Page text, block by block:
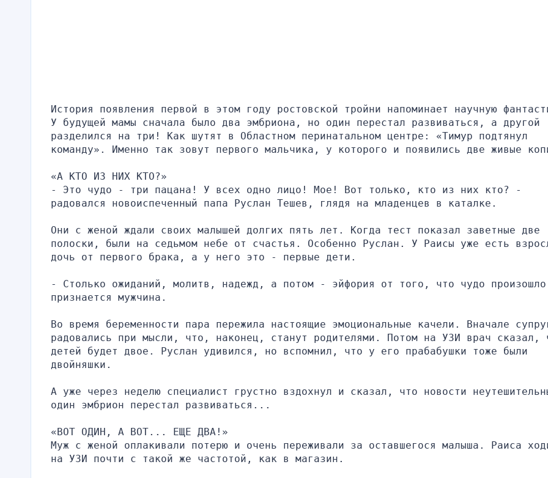
История появления первой в этом году ростовской тройни напоминает научную
У будущей мамы сначала было два эмбриона, но один перестал развиваться, а другой
разделился на три! Как шутят в Областном перинатальном центре: «Тимур подтянул
команду». Именно так зовут первого мальчика, у которого и появились две живые
«А КТО ИЗ НИХ КТО?»
- Это чудо - три пацана! У всех одно лицо! Мое! Вот только, кто из них кто? -
радовался новоиспеченный папа Руслан Тешев, глядя на младенцев в каталке.
Они с женой ждали своих малышей долгих пять лет. Когда тест показал заветные две
полоски, были на седьмом небе от счастья. Особенно Руслан. У Раисы уже есть
дочь от первого брака, а у него это - первые дети.
- Столько ожиданий, молитв, надежд, а потом - эйфория от того, что чудо
признается мужчина.
Во время беременности пара пережила настоящие эмоциональные качели. Вначале
радовались при мысли, что, наконец, станут родителями. Потом на УЗИ врач сказал,
детей будет двое. Руслан удивился, но вспомнил, что у его прабабушки тоже были
двойняшки.
А уже через неделю специалист грустно вздохнул и сказал, что новости
один эмбрион перестал развиваться...
«ВОТ ОДИН, А ВОТ... ЕЩЕ ДВА!»
Муж с женой оплакивали потерю и очень переживали за оставшегося малыша. Раиса
на УЗИ почти с такой же частотой, как в магазин.